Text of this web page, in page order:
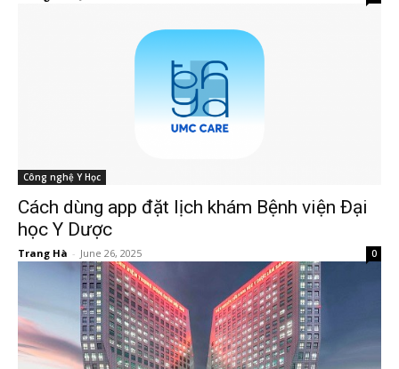
Công nghệ Y Học
Cách dùng app đặt lịch khám Bệnh viện Đại
học Y Dược
Trang Hà - June 26, 2025 0